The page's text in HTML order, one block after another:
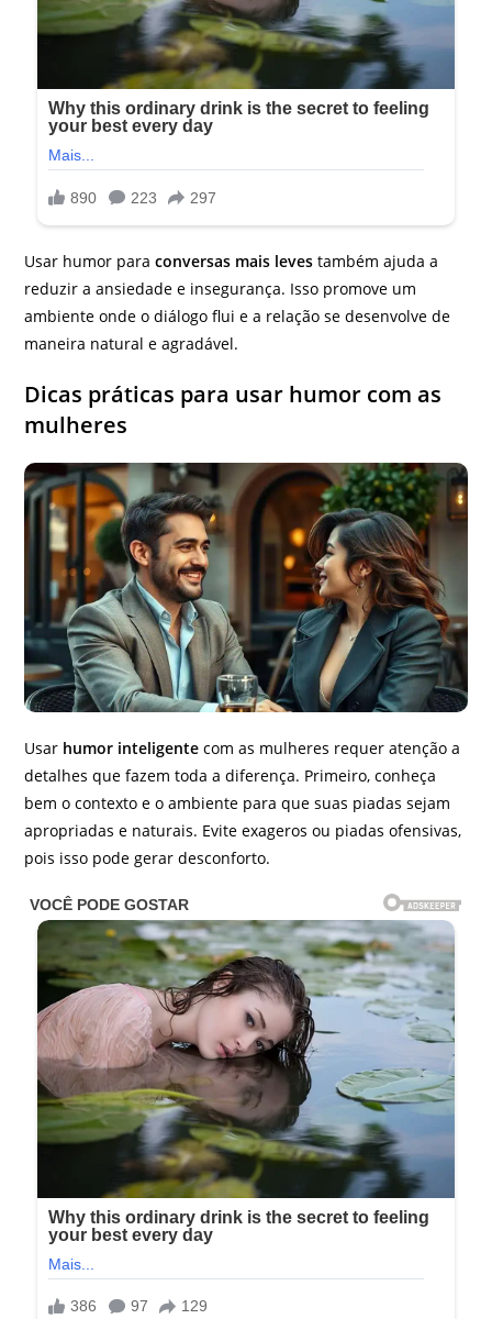
Usar humor paraconversas mais leves também ajuda a
reduzir a ansiedade e insegurança. Isso promove um
ambiente onde o diálogo flui e a relação se desenvolve de
maneira natural e agradável.
Dicas práticas para usar humor com as
mulheres
Usar humor inteligente com as mulheres requer atenção a
detalhes que fazem toda a diferença. Primeiro, conheça
bem o contexto e o ambiente para que suas piadas sejam
apropriadas e naturais. Evite exageros ou piadas ofensivas,
pois isso pode gerar desconforto.